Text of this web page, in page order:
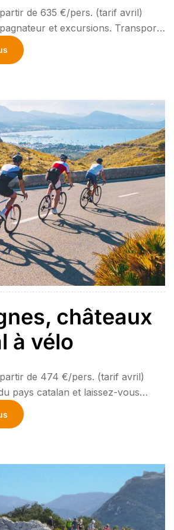
de 635 €/pers. (tarif avril)
et excursions. Transport
authentiques pastorales sont le
couteau d’Aubrac, ainsi que de la
Jacques-de-Compostelle croise […]
châteaux
à vélo
de 474 €/pers. (tarif avril)
pays catalan et laissez-vous
paysages contrastés, entre mer et
travers les vignobles de Tautavel,